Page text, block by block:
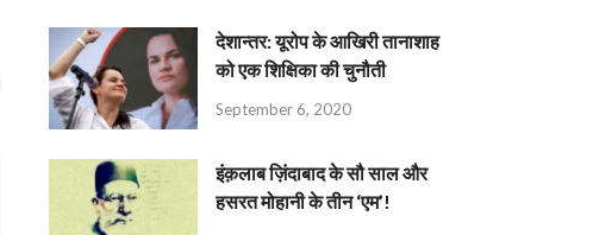
देशान्‍तर: यूरोप के आखिरी तानाशाह
को एक शिक्षिका की चुनौती
September 6, 2020
इंक़लाब ज़िंदाबाद के सौ साल और
हसरत मोहानी के तीन ‘एम’!